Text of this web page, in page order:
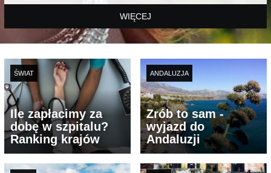
WIĘCEJ
ŚWIAT
Ile zapłacimy za
dobę w szpitalu?
Ranking krajów
ANDALUZJA
Zrób to sam -
wyjazd do
Andaluzji